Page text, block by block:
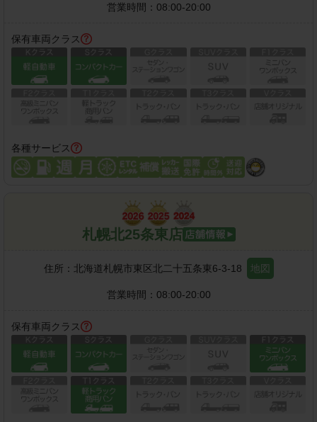
営業時間： 08:00-20:00
保有車両クラス
各種サービス
札幌北25条東店
住所： 北海道札幌市東区北二十五条東6-3-18 地図
営業時間： 08:00-20:00
保有車両クラス